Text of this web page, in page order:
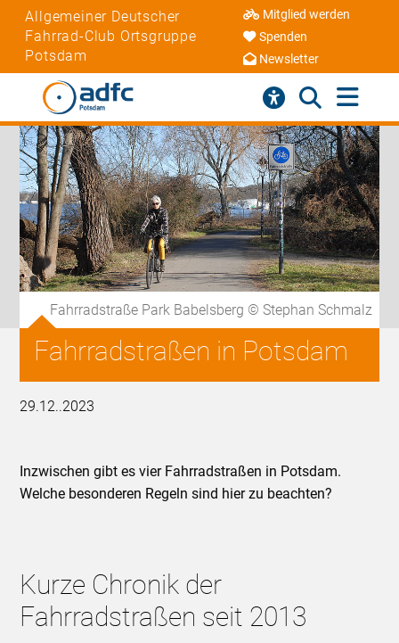
Allgemeiner Deutscher
Fahrrad-Club Ortsgruppe
Potsdam
Mitglied werden
Spenden
Newsletter
Fahrradstraße Park Babelsberg © Stephan Schmalz
Fahrradstraßen in Potsdam
29.12..2023
Inzwischen gibt es vier Fahrradstraßen in Potsdam.
Welche besonderen Regeln sind hier zu beachten?
Kurze Chronik der
Fahrradstraßen seit 2013